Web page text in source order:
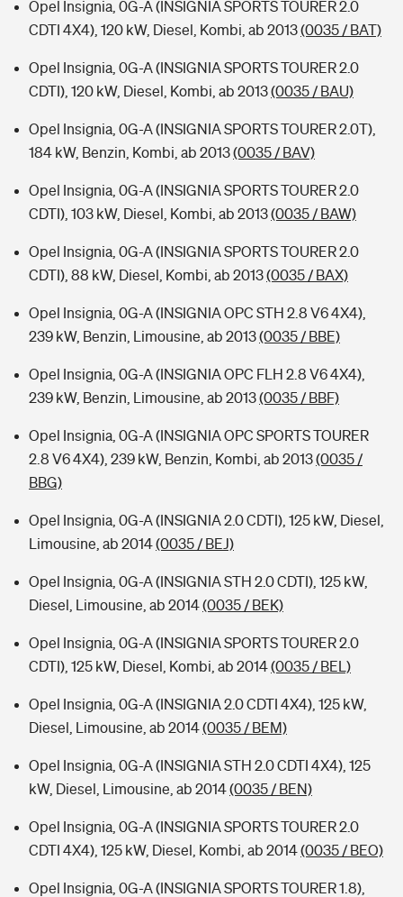
Opel Insignia, 0G-A (INSIGNIA SPORTS TOURER 2.0
CDTI 4X4), 120 kW, Diesel, Kombi, ab 2013(0035 / BAT)
Opel Insignia, 0G-A (INSIGNIA SPORTS TOURER 2.0
CDTI), 120 kW, Diesel, Kombi, ab 2013(0035 / BAU)
Opel Insignia, 0G-A (INSIGNIA SPORTS TOURER 2.0T),
184 kW, Benzin, Kombi, ab 2013(0035 / BAV)
Opel Insignia, 0G-A (INSIGNIA SPORTS TOURER 2.0
CDTI), 103 kW, Diesel, Kombi, ab 2013(0035 / BAW)
Opel Insignia, 0G-A (INSIGNIA SPORTS TOURER 2.0
CDTI), 88 kW, Diesel, Kombi, ab 2013(0035 / BAX)
Opel Insignia, 0G-A (INSIGNIA OPC STH 2.8 V6 4X4),
239 kW, Benzin, Limousine, ab 2013(0035 / BBE)
Opel Insignia, 0G-A (INSIGNIA OPC FLH 2.8 V6 4X4),
239 kW, Benzin, Limousine, ab 2013(0035 / BBF)
Opel Insignia, 0G-A (INSIGNIA OPC SPORTS TOURER
2.8 V6 4X4), 239 kW, Benzin, Kombi, ab 2013(0035 /
BBG)
Opel Insignia, 0G-A (INSIGNIA 2.0 CDTI), 125 kW, Diesel,
Limousine, ab 2014(0035 / BEJ)
Opel Insignia, 0G-A (INSIGNIA STH 2.0 CDTI), 125 kW,
Diesel, Limousine, ab 2014(0035 / BEK)
Opel Insignia, 0G-A (INSIGNIA SPORTS TOURER 2.0
CDTI), 125 kW, Diesel, Kombi, ab 2014(0035 / BEL)
Opel Insignia, 0G-A (INSIGNIA 2.0 CDTI 4X4), 125 kW,
Diesel, Limousine, ab 2014(0035 / BEM)
Opel Insignia, 0G-A (INSIGNIA STH 2.0 CDTI 4X4), 125
kW, Diesel, Limousine, ab 2014(0035 / BEN)
Opel Insignia, 0G-A (INSIGNIA SPORTS TOURER 2.0
CDTI 4X4), 125 kW, Diesel, Kombi, ab 2014(0035 / BEO)
Opel Insignia, 0G-A (INSIGNIA SPORTS TOURER 1.8),